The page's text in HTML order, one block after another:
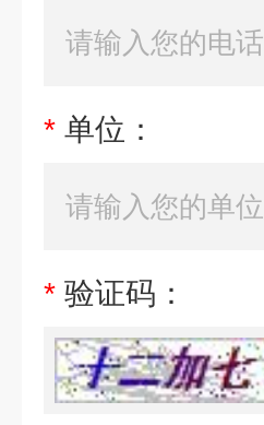
* 单位：
* 验证码：